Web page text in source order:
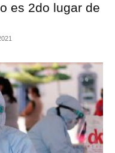
es 2do lugar de